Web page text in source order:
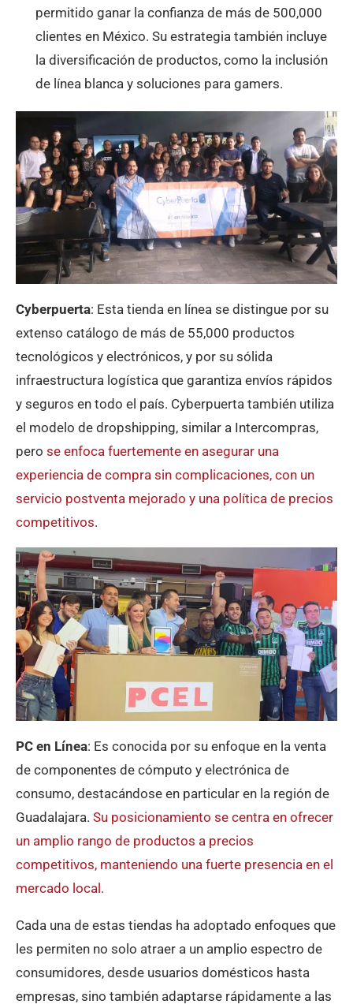
permitido ganar la confianza de más de 500,000
clientes en México. Su estrategia también incluye
la diversificación de productos, como la inclusión
de línea blanca y soluciones para gamers​.
Cyberpuerta: Esta tienda en línea se distingue por su
extenso catálogo de más de 55,000 productos
tecnológicos y electrónicos, y por su sólida
infraestructura logística que garantiza envíos rápidos
y seguros en todo el país. Cyberpuerta también utiliza
el modelo de dropshipping, similar a Intercompras,
pero se enfoca fuertemente en asegurar una
experiencia de compra sin complicaciones, con un
servicio postventa mejorado y una política de precios
competitivos​.
PC en Línea: Es conocida por su enfoque en la venta
de componentes de cómputo y electrónica de
consumo, destacándose en particular en la región de
Guadalajara. Su posicionamiento se centra en ofrecer
un amplio rango de productos a precios
competitivos, manteniendo una fuerte presencia en el
mercado local​.
Cada una de estas tiendas ha adoptado enfoques que
les permiten no solo atraer a un amplio espectro de
consumidores, desde usuarios domésticos hasta
empresas, sino también adaptarse rápidamente a las